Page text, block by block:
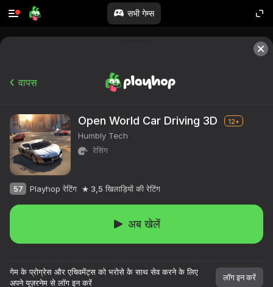
सभी गेम्स
वापस
Open World Car Driving 3D 12+
Humbly Tech
रेसिंग
57 Playhop रेटिंग 3,5 खिलाड़ियों की रेटिंग
अब खेलें
गेम के प्रोग्रेस और एचिवमेंट्स को भरोसे के साथ सेव करने के लिए
अपने यूज़रनेम से लॉग इन करें
लॉग इन करें